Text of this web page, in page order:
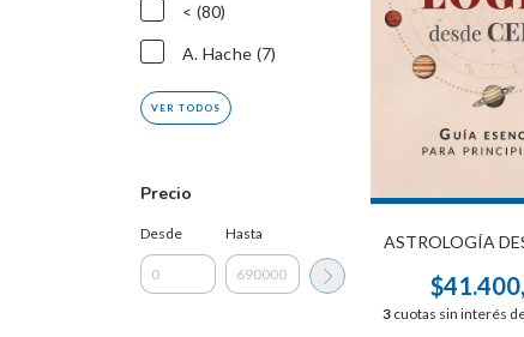
< (80)
A. Hache (7)
VER TODOS
Precio
Desde Hasta ASTROLOGÍA
3 cuotas sin interés